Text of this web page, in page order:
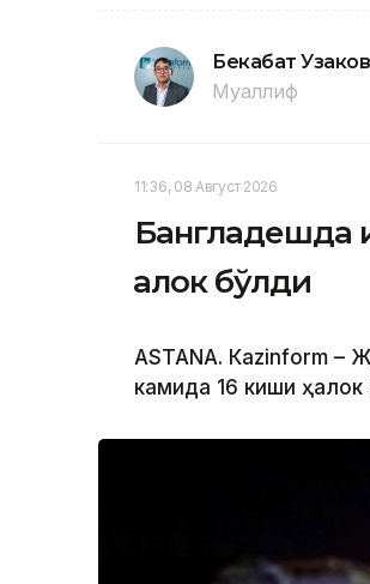
Бекабат Узаков
Муаллиф
11:36, 08 Август 2026
Бангладешда
ҳалок бўлди
ASTANА. Кazinform –
камида 16 киши